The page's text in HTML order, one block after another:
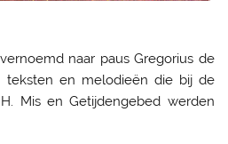
naar paus Gregorius de
en melodieën die bij de
Mis en Getijdengebed werden